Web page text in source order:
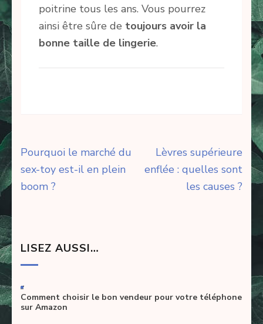
poitrine tous les ans. Vous pourrez
ainsi être sûre de toujours avoir la
bonne taille de lingerie.
Navigation
de
l’article
Pourquoi le marché du
sex-toy est-il en plein
boom ?
Lèvres supérieure
enflée : quelles sont
les causes ?
LISEZ AUSSI…
-
Comment choisir le bon vendeur pour votre téléphone
sur Amazon